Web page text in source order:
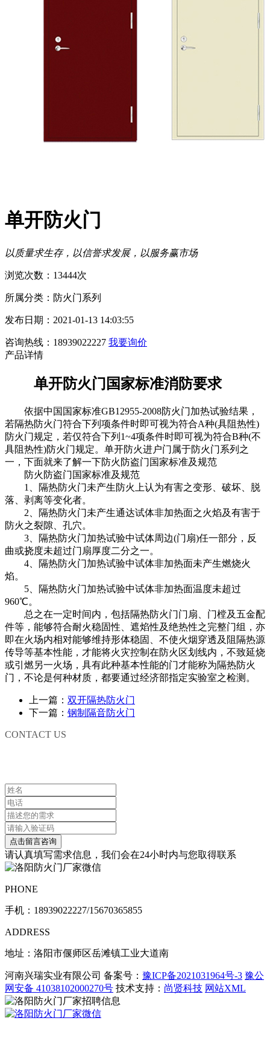
单开防火门
以质量求生存，以信誉求发展，以服务赢市场
浏览次数：13444次
所属分类：防火门系列
发布日期：2021-01-13 14:03:55
咨询热线：18939022227 我要询价
产品详情
单开防火门国家标准消防要求
依据中国国家标准GB12955-2008防火门加热试验结果，
若隔热防火门符合下列项条件时即可视为符合A种(具阻热性)
防火门规定，若仅符合下列1~4项条件时即可视为符合B种(不
具阻热性)防火门规定。单开防火进户门属于防火门系列之
一，下面就来了解一下防火防盗门国家标准及规范
防火防盗门国家标准及规范
1、隔热防火门未产生防火上认为有害之变形、破坏、脱
落、剥离等变化者。
2、隔热防火门未产生通达试体非加热面之火焰及有害于
防火之裂隙、孔穴。
3、隔热防火门加热试验中试体周边(门扇)任一部分，反
曲或挠度未超过门扇厚度二分之一。
4、隔热防火门加热试验中试体非加热面未产生燃烧火
焰。
5、隔热防火门加热试验中试体非加热面温度未超过
960℃。
总之在一定时间内，包括隔热防火门门扇、门樘及五金配
件等，能够符合耐火稳固性、遮焰性及绝热性之完整门组，亦
即在火场内相对能够维持形体稳固、不使火烟穿透及阻隔热源
传导等基本性能，才能将火灾控制在防火区划线内，不致延烧
或引燃另一火场，具有此种基本性能的门才能称为隔热防火
门，不论是何种材质，都要通过经济部指定实验室之检测。
上一篇： 双开隔热防火门
下一篇： 钢制隔音防火门
CONTACT US
请认真填写需求信息，我们会在24小时内与您取得联系
PHONE
手机： 18939022227/15670365855
ADDRESS
地址：洛阳市偃师区岳滩镇工业大道南
河南兴瑞实业有限公司 备案号： 豫ICP备2021031964号-3 豫公
网安备 41038102000270号 技术支持： 尚贤科技 网站XML